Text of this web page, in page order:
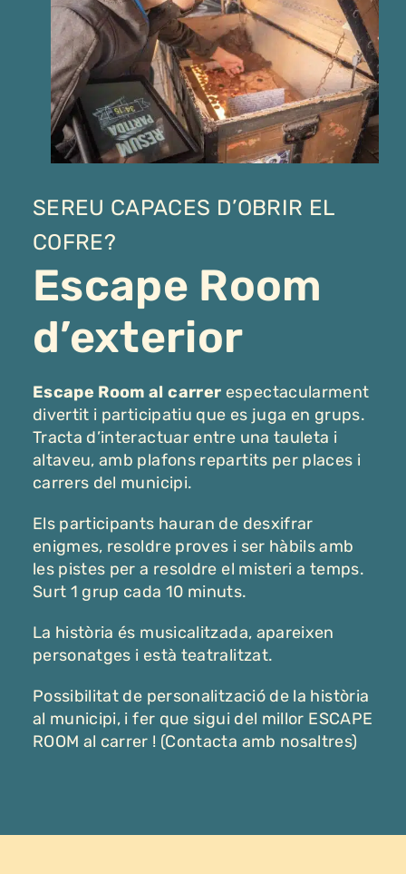
SEREU CAPACES D’OBRIR EL
COFRE?
Escape Room
d’exterior
Escape Room al carrer espectacularment
divertit i participatiu que es juga en grups.
Tracta d’interactuar entre una tauleta i
altaveu, amb plafons repartits per places i
carrers del municipi.
Els participants hauran de desxifrar
enigmes, resoldre proves i ser hàbils amb
les pistes per a resoldre el misteri a temps.
Surt 1 grup cada 10 minuts.
La història és musicalitzada, apareixen
personatges i està teatralitzat.
Possibilitat de personalització de la història
al municipi, i fer que sigui del millor ESCAPE
ROOM al carrer ! (Contacta amb nosaltres)